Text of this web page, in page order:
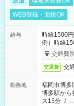
WEB登録・面接OK
給与
時給1500
例）時給
交通費
交通費 交
勤務地
福岡市博多
博多駅から
ス15分 /